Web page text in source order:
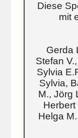
Diese
mit
Gerda
Stefan
Sylvia
Sylvia,
M., Jörg
Herbert
Helga